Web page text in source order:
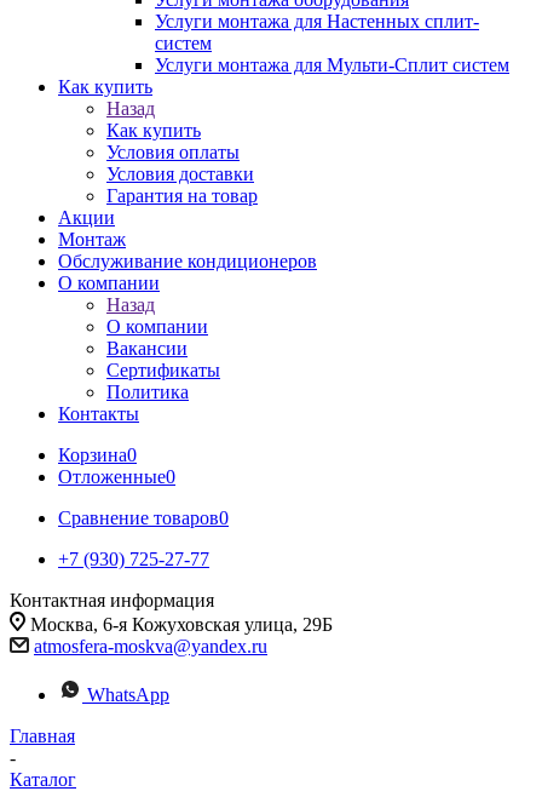
Услуги монтажа для Настенных сплит-
систем
Услуги монтажа для Мульти-Сплит систем
Как купить
Назад
Как купить
Условия оплаты
Условия доставки
Гарантия на товар
Акции
Монтаж
Обслуживание кондиционеров
О компании
Назад
О компании
Вакансии
Сертификаты
Политика
Контакты
Корзина0
Отложенные0
Сравнение товаров0
+7 (930) 725-27-77
Контактная информация
Москва, 6-я Кожуховская улица, 29Б
atmosfera-moskva@yandex.ru
WhatsApp
Главная
-
Каталог